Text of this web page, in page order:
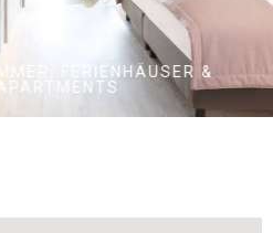
FERIENHÄUSER &